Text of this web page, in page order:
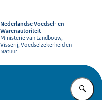
Nederlandse Voedsel- en
Warenautoriteit
Ministerie van Landbouw,
Visserij, Voedselzekerheid en
Natuur